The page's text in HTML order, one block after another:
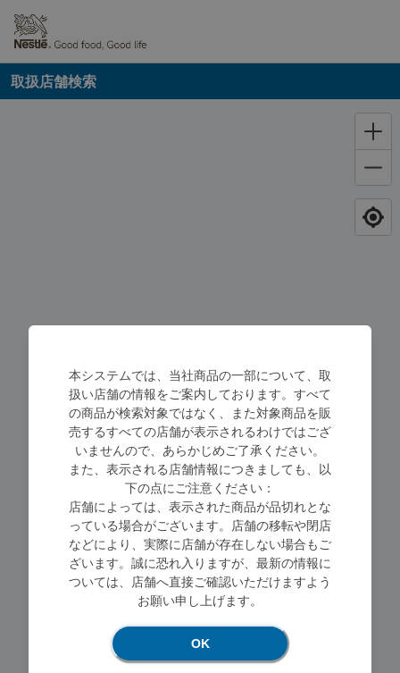
取扱店舗検索
Loading...
本システムでは、当社商品の一部について、取
扱い店舗の情報をご案内しております。すべて
の商品が検索対象ではなく、また対象商品を販
売するすべての店舗が表示されるわけではござ
いませんので、あらかじめご了承ください。
また、表示される店舗情報につきましても、以
下の点にご注意ください：
店舗によっては、表示された商品が品切れとな
っている場合がございます。店舗の移転や閉店
などにより、実際に店舗が存在しない場合もご
ざいます。誠に恐れ入りますが、最新の情報に
ついては、店舗へ直接ご確認いただけますよう
お願い申し上げます。
OK